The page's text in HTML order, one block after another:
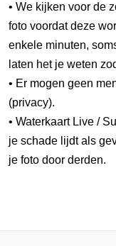
• We kijken voor de
foto voordat deze
enkele minuten,
laten het je weten
• Er mogen geen
(privacy).
• Waterkaart Live /
je schade lijdt als
je foto door derden.